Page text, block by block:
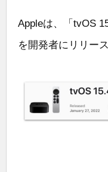
Appleは、「tvOS
を開発者にリリー